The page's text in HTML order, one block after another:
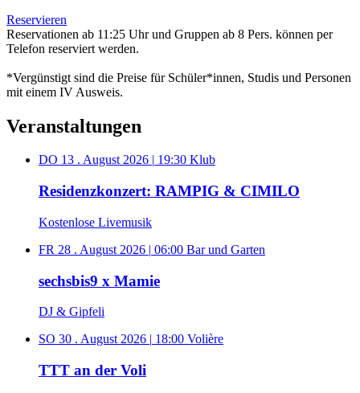
Reservieren
Reservationen ab 11:25 Uhr und Gruppen ab 8 Pers. können per
Telefon reserviert werden.
*Vergünstigt sind die Preise für Schüler*innen, Studis und Personen
mit einem IV Ausweis.
Veranstaltungen
DO 13 . August 2026 | 19:30 Klub
Residenzkonzert: RAMPIG & CIMILO
Kostenlose Livemusik
FR 28 . August 2026 | 06:00 Bar und Garten
sechsbis9 x Mamie
DJ & Gipfeli
SO 30 . August 2026 | 18:00 Volière
TTT an der Voli